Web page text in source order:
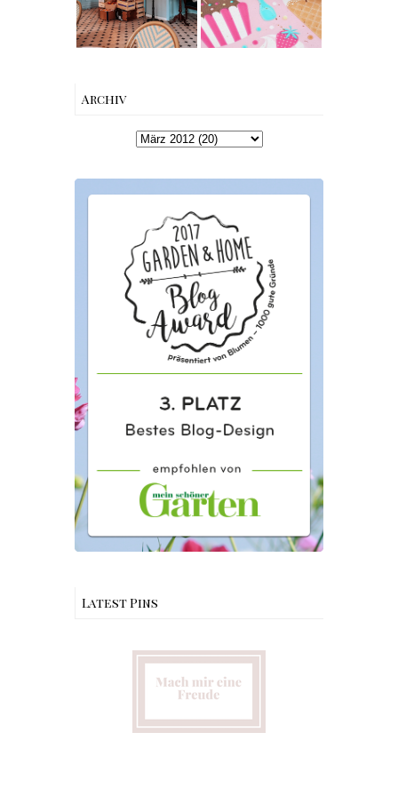
in Berlin-
Wilmersdorf
Chocolate &
Leather Flower
Archiv
Latest Pins